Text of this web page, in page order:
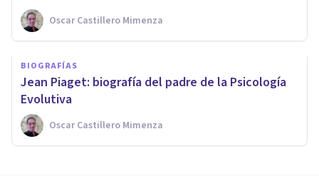
Oscar Castillero Mimenza
BIOGRAFÍAS
Jean Piaget: biografía del padre de la Psicología
Evolutiva
Oscar Castillero Mimenza